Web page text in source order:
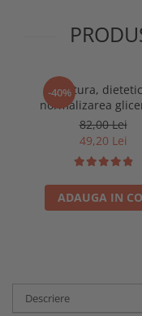
-40%
Tinctura,
normalizarea
impotriva
500ml
82,00 Lei
49,20 Lei
ADAUGA IN
Descriere